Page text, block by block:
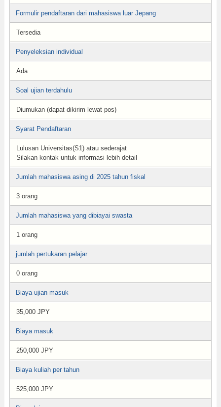
Formulir pendaftaran dari mahasiswa luar Jepang
Tersedia
Penyeleksian individual
Ada
Soal ujian terdahulu
Diumukan (dapat dikirim lewat pos)
Syarat Pendaftaran
Lulusan Universitas(S1) atau sederajat
Silakan kontak untuk informasi lebih detail
Jumlah mahasiswa asing di 2025 tahun fiskal
3 orang
Jumlah mahasiswa yang dibiayai swasta
1 orang
jumlah pertukaran pelajar
0 orang
Biaya ujian masuk
35,000 JPY
Biaya masuk
250,000 JPY
Biaya kuliah per tahun
525,000 JPY